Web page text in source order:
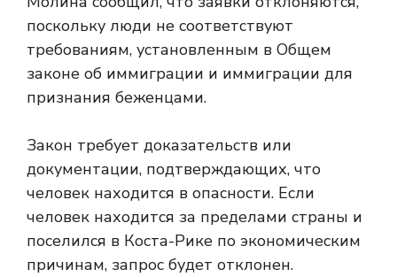
поскольку люди не соответствуют
требованиям, установленным в Общем
законе об иммиграции и иммиграции для
признания беженцами.
Закон требует доказательств или
документации, подтверждающих, что
человек находится в опасности. Если
человек находится за пределами страны и
поселился в Коста-Рике по экономическим
причинам, запрос будет отклонен.